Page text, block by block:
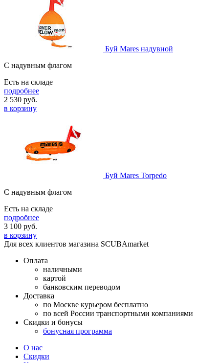
Буй Mares надувной
С надувным флагом
Есть на складе
подробнее
2 530 руб.
в корзину
Буй Mares Torpedo
С надувным флагом
Есть на складе
подробнее
3 100 руб.
в корзину
Для всех клиентов магазина SCUBAmarket
Оплата
наличными
картой
банковским переводом
Доставка
по Москве курьером бесплатно
по всей России транспортными компаниями
Скидки и бонусы
бонусная программа
О нас
Скидки